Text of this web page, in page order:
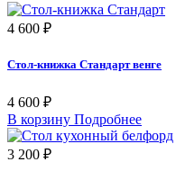
4 600 ₽
Стол-книжка Стандарт венге
4 600 ₽
В корзину Подробнее
3 200 ₽